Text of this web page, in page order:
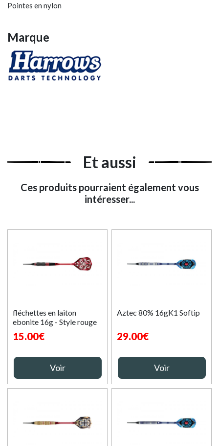
Pointes en nylon
Marque
Et aussi
Ces produits pourraient également vous
intéresser...
fléchettes en laiton
ebonite 16g - Style rouge
15.00€
Voir
Aztec 80% 16gK1 Softip
29.00€
Voir